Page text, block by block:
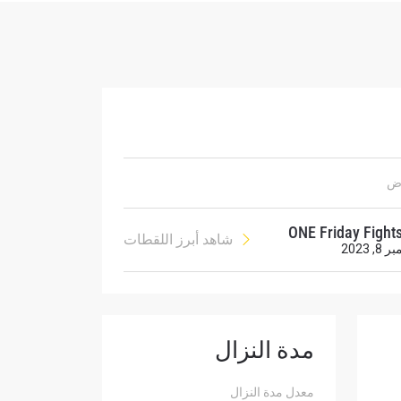
ONE Friday شاهد أبرز اللقطات
مدة النزال
معدل مدة النزال
في